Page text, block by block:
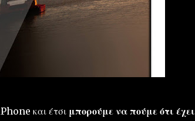
και έτσι μπορούμε να πούμε ότι έχει